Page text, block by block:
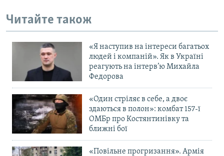
Читайте також
«Я наступив на інтереси багатьох
людей і компаній». Як в Україні
реагують на інтерв’ю Михайла
Федорова
«Один стріляє в себе, а двоє
здаються в полон»: комбат 157-ї
ОМБр про Костянтинівку та
ближні бої
«Повільне прогризання». Армія